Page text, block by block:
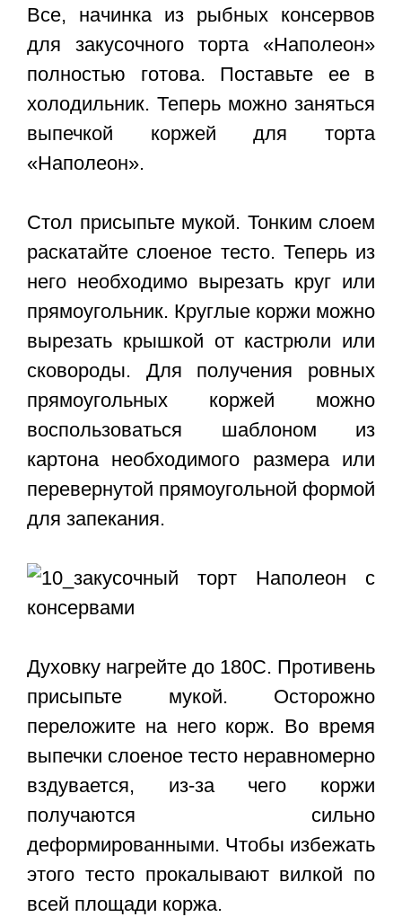
Все, начинка из рыбных консервов
для закусочного торта «Наполеон»
полностью готова. Поставьте ее в
холодильник. Теперь можно заняться
выпечкой коржей для торта
«Наполеон».
Стол присыпьте мукой. Тонким слоем
раскатайте слоеное тесто. Теперь из
него необходимо вырезать круг или
прямоугольник. Круглые коржи можно
вырезать крышкой от кастрюли или
сковороды. Для получения ровных
прямоугольных коржей можно
воспользоваться шаблоном из
картона необходимого размера или
перевернутой прямоугольной формой
для запекания.
Духовку нагрейте до 180С. Противень
присыпьте мукой. Осторожно
переложите на него корж. Во время
выпечки слоеное тесто неравномерно
вздувается, из-за чего коржи
получаются сильно
деформированными. Чтобы избежать
этого тесто прокалывают вилкой по
всей площади коржа.